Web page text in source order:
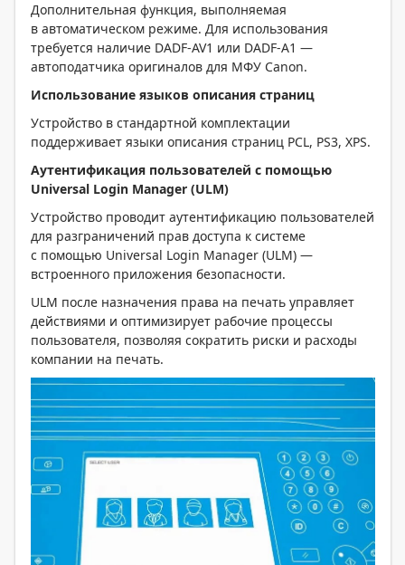
Дополнительная функция, выполняемая
в автоматическом режиме. Для использования
требуется наличие DADF-AV1 или DADF-A1 —
автоподатчика оригиналов для МФУ Canon.
Использование языков описания страниц
Устройство в стандартной комплектации
поддерживает языки описания страниц PCL, PS3, XPS.
Аутентификация пользователей с помощью
Universal Login Manager (ULM)
Устройство проводит аутентификацию пользователей
для разграничений прав доступа к системе
с помощью Universal Login Manager (ULM) —
встроенного приложения безопасности.
ULM после назначения права на печать управляет
действиями и оптимизирует рабочие процессы
пользователя, позволяя сократить риски и расходы
компании на печать.